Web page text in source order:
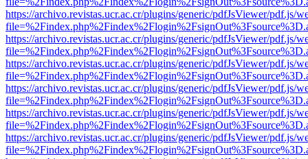
https://archivo.revistas.ucr.ac.cr/plugins/generic/pdfJsViewer/pdf.js/
https://archivo.revistas.ucr.ac.cr/plugins/generic/pdfJsViewer/pdf.js/
https://archivo.revistas.ucr.ac.cr/plugins/generic/pdfJsViewer/pdf.js/
https://archivo.revistas.ucr.ac.cr/plugins/generic/pdfJsViewer/pdf.js/
https://archivo.revistas.ucr.ac.cr/plugins/generic/pdfJsViewer/pdf.js/
https://archivo.revistas.ucr.ac.cr/plugins/generic/pdfJsViewer/pdf.js/